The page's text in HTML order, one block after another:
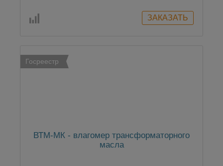
Госреестр
ВТМ-МК - влагомер трансформаторного
масла